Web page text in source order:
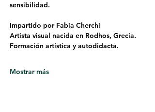
sensibilidad.
Impartido por Fabia Cherchi
Artista visual nacida en Rodhos, Grecia.
Formación artística y autodidacta.
Mostrar más